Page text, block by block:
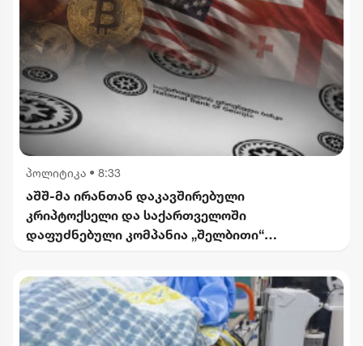
პოლიტიკა • 8:33
აშშ-მა ირანთან დაკავშირებული
კრიპტოქსელი და საქართველოში
დაფუძნებული კომპანია „შელბითი“